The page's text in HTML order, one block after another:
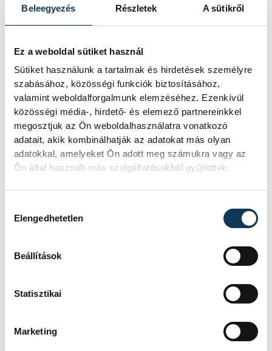
Beleegyezés Részletek A sütikről
Ez a weboldal sütiket használ
Sütiket használunk a tartalmak és hirdetések személyre
szabásához, közösségi funkciók biztosításához,
valamint weboldalforgalmunk elemzéséhez. Ezenkívül
közösségi média-, hirdető- és elemező partnereinkkel
megosztjuk az Ön weboldalhasználatra vonatkozó
adatait, akik kombinálhatják az adatokat más olyan
adatokkal, amelyeket Ön adott meg számukra vagy az
Ön által használt más szolgáltatásokból gyűjtöttek.
Elengedhetetlen
Beállítások
Statisztikai
Marketing
inkább az FTC akarata érvényesült, Levinek
és Tóthnak is volt esélye, hogy csapata
második góljával magabiztosabbá tegye a
vezetését.
Csakhogy ezúttal az Újpest egyenlítése jött
a "semmiből", méghozzá Horváth
egyérintős megoldásainak köszönhetően
egy remek támadás végén.
de a Ferencváros sem vett vissza a
küzdelem.
A hajrában mindkét fél vezetett ígéretes
maradt az igazságos pontosztozkodás.